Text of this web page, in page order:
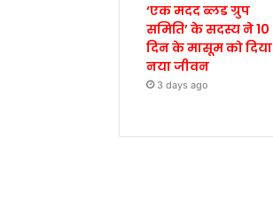
‘एक मदद ब्लड ग्रुप
समिति’ के सदस्य ने 10
दिन के मासूम को दिया
नया जीवन
3 days ago